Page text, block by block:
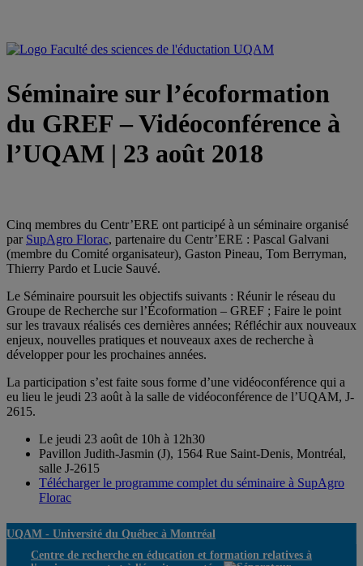
Séminaire sur l’écoformation
du GREF – Vidéoconférence à
l’UQAM | 23 août 2018
Cinq membres du Centr’ERE ont participé à un séminaire organisé
par SupAgro Florac, partenaire du Centr’ERE : Pascal Galvani
(membre du Comité organisateur), Gaston Pineau, Tom Berryman,
Thierry Pardo et Lucie Sauvé.
Le Séminaire poursuit les objectifs suivants : Réunir le réseau du
Groupe de Recherche sur l’Écoformation – GREF ; Faire le point
sur les travaux réalisés ces dernières années; Réfléchir aux nouveaux
enjeux, nouvelles pratiques et nouveaux axes de recherche à
développer pour les prochaines années.
La participation s’est faite sous forme d’une vidéoconférence qui a
eu lieu le jeudi 23 août à la salle de vidéoconférence de l’UQAM, J-
2615.
Le jeudi 23 août de 10h à 12h30
Pavillon Judith-Jasmin (J), 1564 Rue Saint-Denis, Montréal,
salle J-2615
Télécharger le programme complet du séminaire à SupAgro
Florac
UQAM - Université du Québec à Montréal
Centre de recherche en éducation et formation relatives à